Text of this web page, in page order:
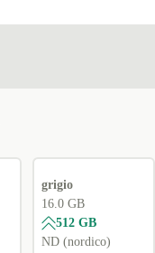
grigio
16.0 GB
512 GB
ND (nordico)